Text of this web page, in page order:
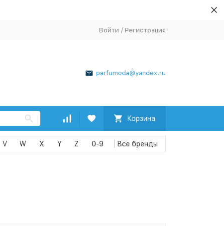
Войти / Регистрация
parfumoda@yandex.ru
Корзина
V W X Y Z 0-9